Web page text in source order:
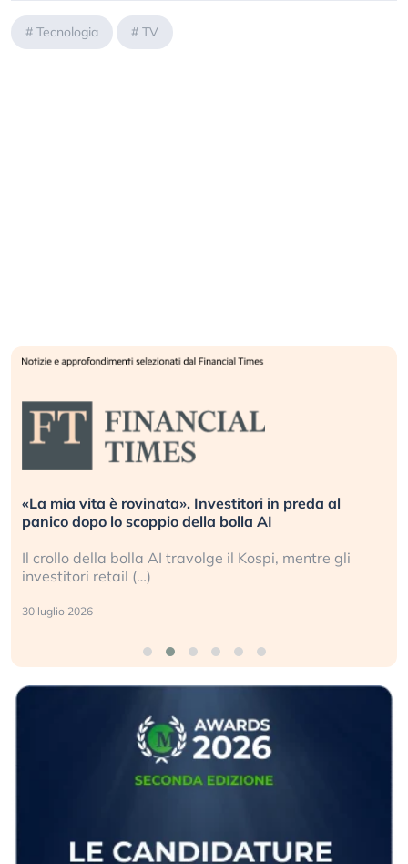
# Tecnologia # TV
vita è rovinata». Investitori in preda al
lo scoppio della bolla AI
bolla AI travolge il Kospi, mentre gli
retail (…)
Quando
La